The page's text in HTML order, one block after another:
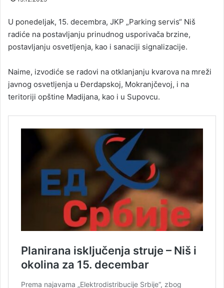
U ponedeljak, 15. decembra, JKP „Parking servis“ Niš
radiće na postavljanju prinudnog usporivača brzine,
postavljanju osvetljenja, kao i sanaciji signalizacije.
Naime, izvodiće se radovi na otklanjanju kvarova na mreži
javnog osvetljenja u Đerdapskoj, Mokranjčevoj, i na
teritoriji opštine Madijana, kao i u Supovcu.